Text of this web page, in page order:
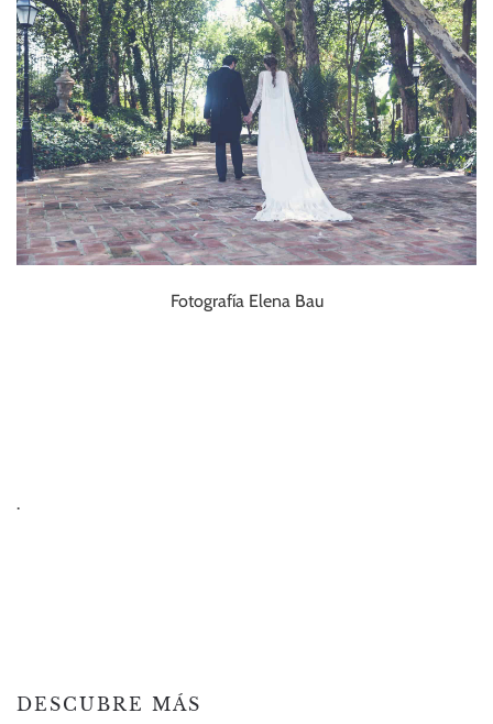
Fotografía Elena Bau
.
DESCUBRE MÁS